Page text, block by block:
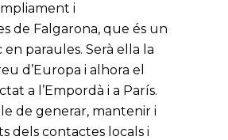
i
de Falgarona, que és un
paraules. Serà ella la
d’Europa i alhora el
a l’Empordà i a París.
de generar, mantenir i
dels contactes locals i